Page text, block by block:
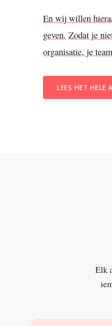
En wij willen
geven. Zodat je
organisatie, je
LEES HET HELE
Elk